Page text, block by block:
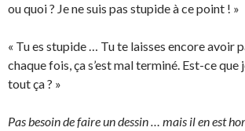
ou quoi ? Je ne suis pas stupide à ce point ! »
« Tu es stupide … Tu te laisses encore avoir
chaque fois, ça s’est mal terminé. Est-ce
tout ça ? »
Pas besoin de faire un dessin … mais il en est